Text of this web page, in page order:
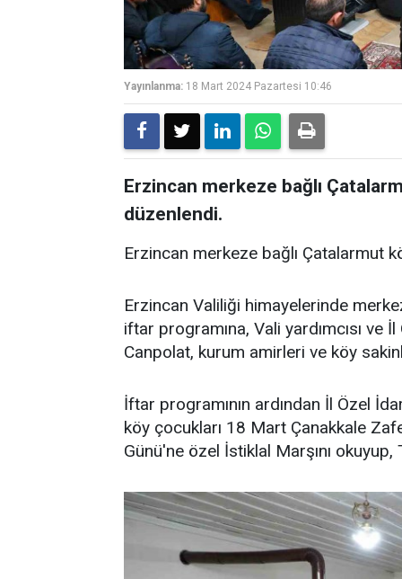
Yayınlanma: 18 Mart 2024 Pazartesi 10:46
Erzincan merkeze bağlı
düzenlendi.
Erzincan merkeze bağlı Çatalarmut
Erzincan Valiliği himayelerinde
iftar programına, Vali yardımcısı
Canpolat, kurum amirleri ve köy
İftar programının ardından İl Özel
köy çocukları 18 Mart Çanakkale
Günü'ne özel İstiklal Marşını okuyup,